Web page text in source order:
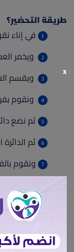
طريقة التحضير؟
في إناء
ويخمر
ويقسم
ونقوم
ثم نضع
ثم الدائرة
ونقوم
نفردها جيدا
ثم نقوم
ثم نقوم
الوجه بمعلقة
x